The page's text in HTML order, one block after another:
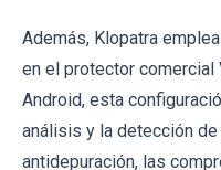
Además, Klopatra
en el protector comercial
Android, esta
análisis y la detección
antidepuración, las